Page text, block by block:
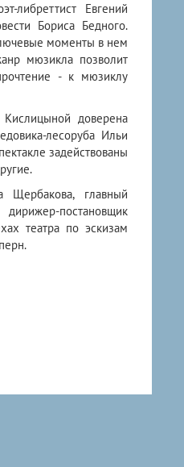
либреттист Евгений
Бориса Бедного.
моменты в нем
мюзикла позволит
- к мюзиклу
Кислицыной доверена
лесоруба Ильи
задействованы
Щербакова, главный
постановщик
театра по эскизам